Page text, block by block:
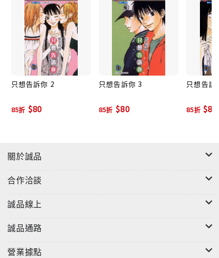
只想告訴你 2
85折 $80
只想告訴你 3
85折 $80
只想告訴
85折 $80
關於誠品
合作洽談
誠品線上
誠品通路
營業據點